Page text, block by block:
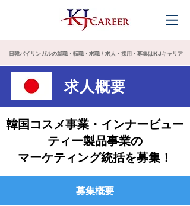
日韓バイリンガルの就職・転職・求職 / 求人・採用・募集はKJキャリア
求人概要
韓国コスメ事業・インナービュー
ティー製品事業の
マーケティング統括を募集！
募集概要